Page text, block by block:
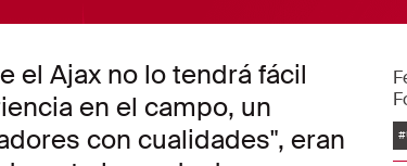
el Ajax no lo tendrá fácil
en el campo, un
con cualidades", eran